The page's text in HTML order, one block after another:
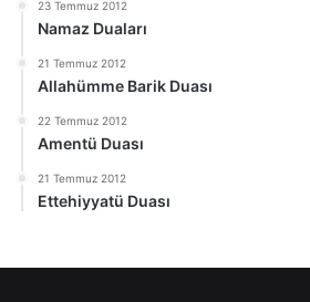
23 Temmuz 2012
Namaz Duaları
21 Temmuz 2012
Allahümme Barik Duası
22 Temmuz 2012
Amentü Duası
21 Temmuz 2012
Ettehiyyatü Duası